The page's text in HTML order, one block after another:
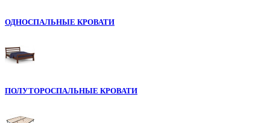
ОДНОСПАЛЬНЫЕ КРОВАТИ
ПОЛУТОРОСПАЛЬНЫЕ КРОВАТИ